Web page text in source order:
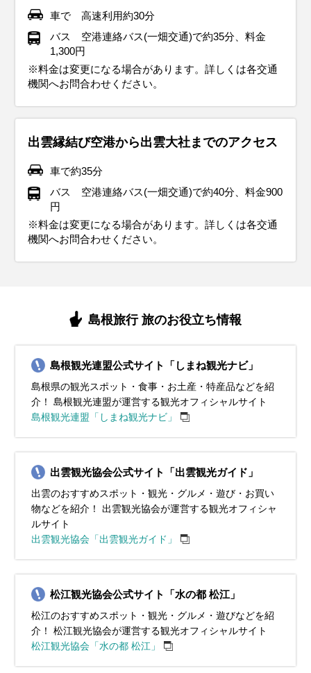
トなどを状況に合わせて使い分けできる服装がおすすめで
す。足元には防寒性のあるスニーカーやブーツを履いて、観
光中の快適さを保ちます。
イベント・観光
紅葉シーズン、神在祭、神迎祭、神等去出祭、須佐神社の新嘗
祭:、石見神楽の奉納神楽、雲南出雲神楽の夕べ、グリーンフェス
や厚手のシャツなど、重ね着できるものを準備した方が良い
でしょう。朝晩の冷え込みや天候の変化に備え、マフラー・
手袋・帽子などの防寒小物を持参すると安心です。また、防
水性があり滑りにくい靴やブーツを選ぶことで、山間部など
気温が下がりやすい場所でも安全に過ごせます。
イベント・観光
在祭後の神等去出祭、水鳥観察会、ウインターナイトフェスティ
りとした防寒対策も必要です。積雪は少ないですが、路面の
凍結に備えて靴は防寒性が高く、滑りにくい低めのブーツや
スニーカーなどがおすすめです。
イベント・観光
ウィンタースポーツシーズン、イルミネーションシーズン、雲大
社初詣、吉兆さん行列、出雲ウォーク、隠岐の牛突き（闘牛）初
をしっかりしましょう。手袋やマフラーなどの防寒対策も忘
れずに！雪や雨で路面が滑りやすくなることがあるので、滑
りにくい靴底の靴を選ぶと良い でしょう。
イベント・観光
ウィンタースポーツシーズン、イルミネーションシーズン、出雲
大社相模分祠 節分祭、日本石見神楽大会、弥栄神楽まつり（どぶ
水燈路（冬のライトアップ）
るので防水や防寒に優れた靴のほうが安心です。中旬以降は
徐々に暖かくなり、軽めのコートやジャケットが良いでしょ
う。また朝晩は冷え込む日も多いので、脱ぎ着しやすい重ね
着が便利です。
イベント・観光
春季祖霊社大祭（出雲大社教）、松江伝統芸能祭、玉造温泉 桜ま
リレーマラソン
です。朝晩は冷え込むのでセーターやパーカー、ライトダウ
ンなどを重ね着すると良いでしょう。足元は歩きやすいスニ
ーカーを選んで、観光を快適に楽しみましょう。また、ス
ギ・ヒノキ花粉がピークの地域もありますのでマスクなどの
花粉対策も忘れずに！
イベント・観光
ぼたん祭、今在家チューリップまつり
の羽織りもの（カーディガン、パーカー、ジャケットなど）
がおすすめです。 足元はスニーカーや歩きやすい靴がおすす
めです。出雲大社など、神社を参拝する際には、脱ぎ履きし
やすい靴を選ぶと良いでしょう。 虫除けや紫外線対策も忘れ
ずに持っていくと安心です。
イベント・観光
立つ風土記の丘こどもまつり、ますだ夏まつり、美都温泉まつり
た、防水性の高いレインコートや撥水加工のあるジャケット
で雨対策を！折りたたみ傘も必須です。靴は防水スニーカー
やレインシューズが安心できます。
イベント・観光
あじさいの見頃、サイクリングシーズン、フィッシング、出雲大
社 涼殿祭、大山夏山開き祭、松江武者の日、玉造ぷち湯治旅
やサングラスを使ったり、日焼け止めで紫外線対策をしっか
り行いましょう。観光施設などは冷房が効いてことが多いの
で薄手の羽織ものがあると便利です。
イベント・観光
海水浴シーズン、フィッシング、花火大会（各地）、平田天満宮
奉納 平田一式飾り競技大会、多伎キララまつり、玉造温泉 夏まつ
道町・氷川神社の祇園祭（れんげ祭）、全日本トライアスロン皆
車で 高速利用約30分
バス 空港連絡バス(一畑交通)で約35分、料金
1,300円
※料金は変更になる場合があります。詳しくは各交通
機関へお問合わせください。
出雲縁結び空港から出雲大社までのアクセス
車で約35分
バス 空港連絡バス(一畑交通)で約40分、料金900
円
※料金は変更になる場合があります。詳しくは各交通
機関へお問合わせください。
島根旅行 旅のお役立ち情報
島根観光連盟公式サイト「しまね観光ナビ」
島根県の観光スポット・食事・お土産・特産品などを紹
介！ 島根観光連盟が運営する観光オフィシャルサイト
島根観光連盟「しまね観光ナビ」
出雲観光協会公式サイト「出雲観光ガイド」
出雲のおすすめスポット・観光・グルメ・遊び・お買い
物などを紹介！ 出雲観光協会が運営する観光オフィシャ
ルサイト
出雲観光協会「出雲観光ガイド」
松江観光協会公式サイト「水の都 松江」
松江のおすすめスポット・観光・グルメ・遊びなどを紹
介！ 松江観光協会が運営する観光オフィシャルサイト
松江観光協会「水の都 松江」